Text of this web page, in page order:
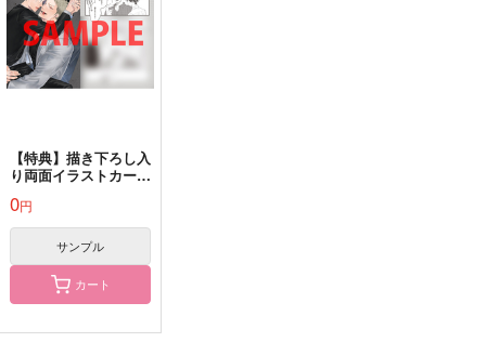
【特典】描き下ろし入
り両面イラストカード
0円
サンプル
カート